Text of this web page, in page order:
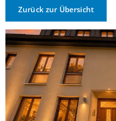
Zurück zur Übersicht